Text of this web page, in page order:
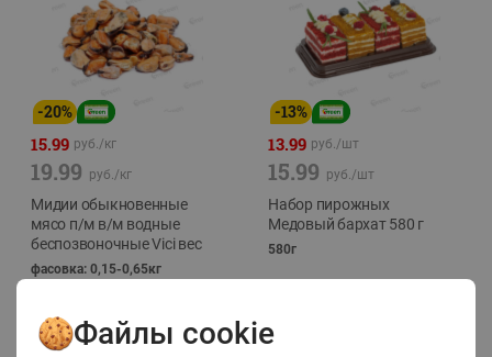
-20%
15.99 руб./кг
19.99 руб./кг
Мидии обыкновенные
мясо п/м в/м водные
беспозвоночные Vici вес
фасовка: 0,15-0,65кг
-13%
13.99 руб./шт
15.99 руб./шт
Набор пирожных
Медовый бархат 580 г
580г
Файлы cookie